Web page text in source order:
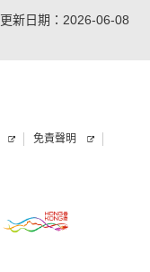
更新日期：2026-06-08
免責聲明